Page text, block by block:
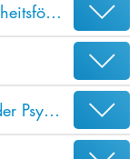
E-Mental-Health und digitale Gesundheitsförderung
Forschungsstelle für die Geschichte der Psychiatrie